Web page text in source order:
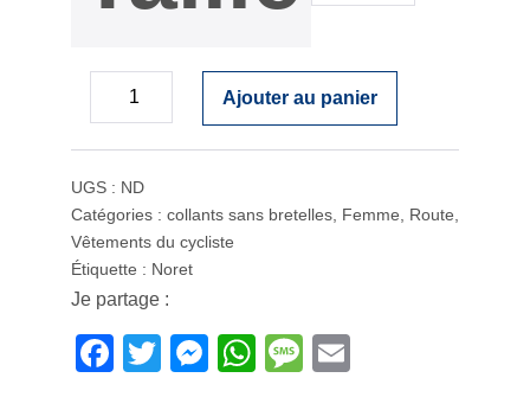
Decrease
quantity
quantité
de
Collant
sans
bretelles
Femme
Peau
PW100
Marine
/
blanc
en
Coupe
préformée
quantity
Ajouter au panier
UGS : ND
Catégories : collants sans bretelles Femme Route
Vêtements du cycliste
Étiquette : Noret
Je partage :
F
T
M
W
M